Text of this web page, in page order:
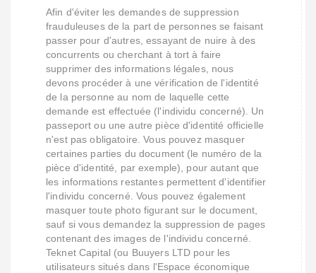
Afin d'éviter les demandes de suppression
frauduleuses de la part de personnes se faisant
passer pour d'autres, essayant de nuire à des
concurrents ou cherchant à tort à faire
supprimer des informations légales, nous
devons procéder à une vérification de l'identité
de la personne au nom de laquelle cette
demande est effectuée (l'individu concerné). Un
passeport ou une autre pièce d'identité officielle
n'est pas obligatoire. Vous pouvez masquer
certaines parties du document (le numéro de la
pièce d'identité, par exemple), pour autant que
les informations restantes permettent d'identifier
l'individu concerné. Vous pouvez également
masquer toute photo figurant sur le document,
sauf si vous demandez la suppression de pages
contenant des images de l'individu concerné.
Teknet Capital (ou Buuyers LTD pour les
utilisateurs situés dans l'Espace économique